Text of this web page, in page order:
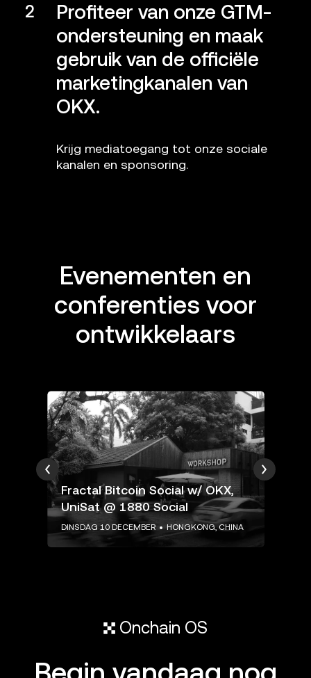
2
Profiteer van onze GTM-
ondersteuning en maak
gebruik van de officiële
marketingkanalen van
OKX.
Krijg mediatoegang tot onze sociale
kanalen en sponsoring.
Evenementen en
conferenties voor
ontwikkelaars
Fractal Bitcoin Social w/ OKX,
UniSat @ 1880 Social
DINSDAG 10 DECEMBER HONGKONG, CHINA
Onchain OS